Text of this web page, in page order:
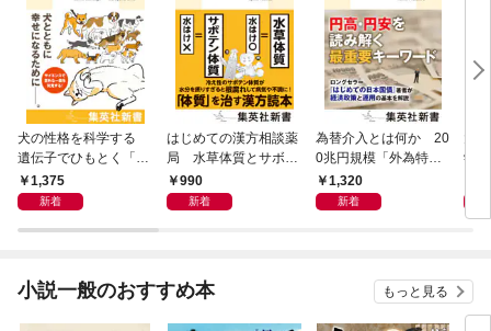
犬の性格を科学する
遺伝子でひもとく「最
良の友」の進化
1,375
新着
はじめての漢方相談薬
局 水草体質とサボテ
ン体質
990
新着
為替介入とは何か 20
0兆円規模「外為特
会」が生まれた謎
1,320
新着
学
小説一般のおすすめ本 もっと見る